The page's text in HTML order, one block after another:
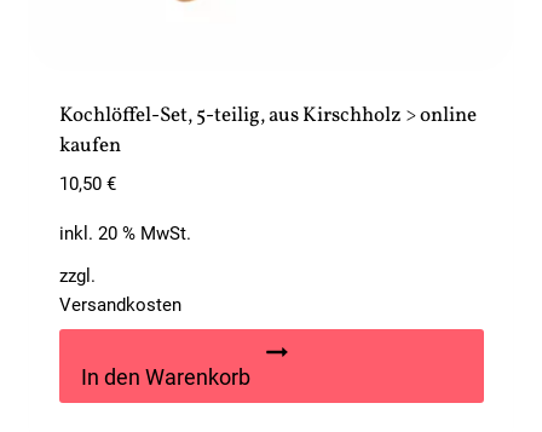
Kochlöffel-Set, 5-teilig, aus Kirschholz > online
kaufen
10,50 €
inkl. 20 % MwSt.
zzgl.
Versandkosten
In den Warenkorb